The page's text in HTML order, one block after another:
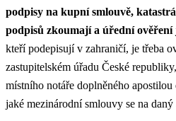
podpisy na kupní smlouvě,
podpisů zkoumají a úřední ověření
kteří podepisují v zahraničí, je třeba
zastupitelském úřadu České
místního notáře doplněného
jaké mezinárodní smlouvy se na daný